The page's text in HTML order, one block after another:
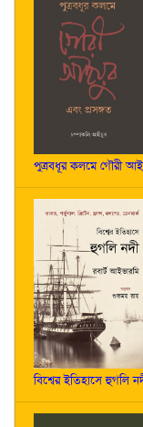
পুত্রবধূর কলমে গৌরী
বিশ্বের ইতিহাসে হুগলি